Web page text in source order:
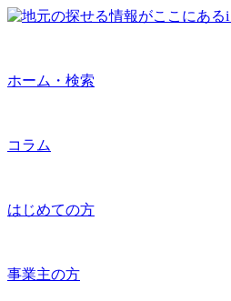
ホーム・検索
コラム
はじめての方
事業主の方